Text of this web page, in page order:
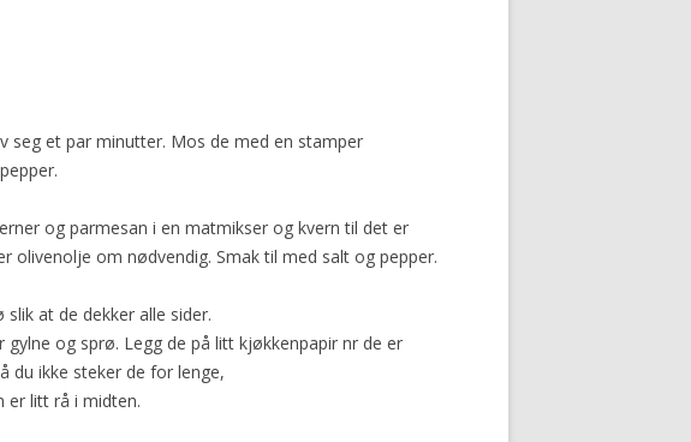
seg et par minutter. Mos de med en stamper
og parmesan i en matmikser og kvern til det er
olivenolje om nødvendig. Smak til med salt og pepper.
at de dekker alle sider.
og sprø. Legg de på litt kjøkkenpapir nr de er
du ikke steker de for lenge,
er litt rå i midten.